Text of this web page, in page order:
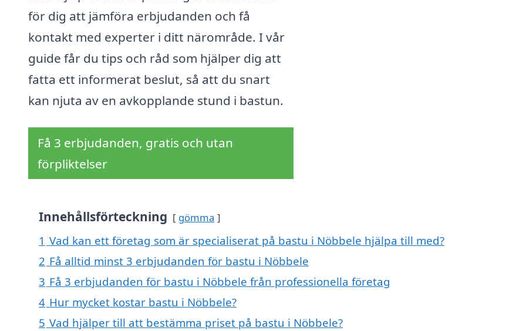
för dig att jämföra erbjudanden och få
kontakt med experter i ditt närområde. I vår
guide får du tips och råd som hjälper dig att
fatta ett informerat beslut, så att du snart
kan njuta av en avkopplande stund i bastun.
Få 3 erbjudanden, gratis och utan
förpliktelser
Innehållsförteckning gömma
1 Vad kan ett företag som är specialiserat på bastu i Nöbbele hjälpa till med?
2 Få alltid minst 3 erbjudanden för bastu i Nöbbele
3 Få 3 erbjudanden för bastu i Nöbbele från professionella företag
4 Hur mycket kostar bastu i Nöbbele?
5 Vad hjälper till att bestämma priset på bastu i Nöbbele?